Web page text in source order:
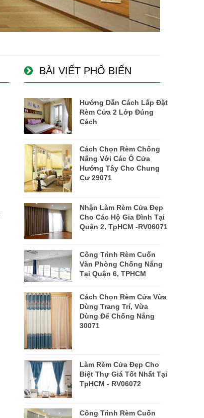
BÀI VIẾT PHỔ BIẾN
Hướng Dẫn Cách Lắp Đặt
Rèm Cửa 2 Lớp Đúng
Cách
Cách Chọn Rèm Chống
Nắng Với Các Ô Cửa
Hướng Tây Cho Chung
Cư 29071
Nhận Làm Rèm Cửa Đẹp
Cho Các Hộ Gia Đình Tại
Quận 2, TpHCM -RV06071
Công Trình Rèm Cuốn
Văn Phòng Chống Nắng
Tại Quận 6, TPHCM
Cách Chọn Rèm Cửa Vừa
Dùng Trang Trí, Vừa
Dùng Để Chống Nắng
30071
Làm Rèm Cửa Đẹp Cho
Biệt Thự Giá Tốt Nhất Tại
TpHCM - RV06072
Công Trình Rèm Cuốn